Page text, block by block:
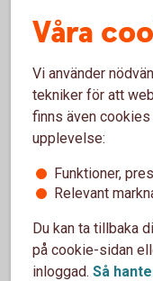
Så
Vilka kriterier
Vad menar ni
Behöver jag
Hur mycket får
När får jag
Våra
Vi använder
tekniker för att
finns även
upplevelse:
Funktioner,
Relevant
Du kan ta tillbaka
på cookie-sidan
inloggad. Så